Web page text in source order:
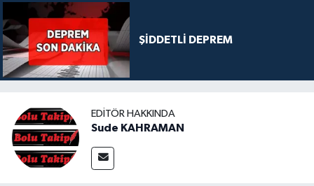
ŞİDDETLİ DEPREM
EDITÖR HAKKINDA
Sude KAHRAMAN